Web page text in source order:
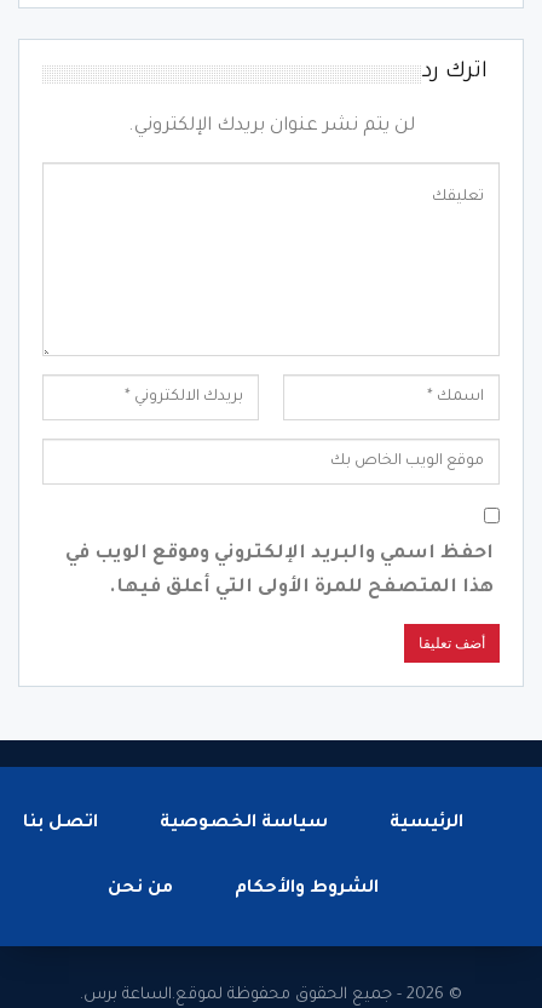
اترك رد
لن يتم نشر عنوان بريدك الإلكتروني.
احفظ اسمي والبريد الإلكتروني وموقع الويب في
هذا المتصفح للمرة الأولى التي أعلق فيها.
الرئيسية سياسة الخصوصية اتصل بنا
الشروط والأحكام من نحن
© 2026 - جميع الحقوق محفوظة لموقع.الساعة برس.